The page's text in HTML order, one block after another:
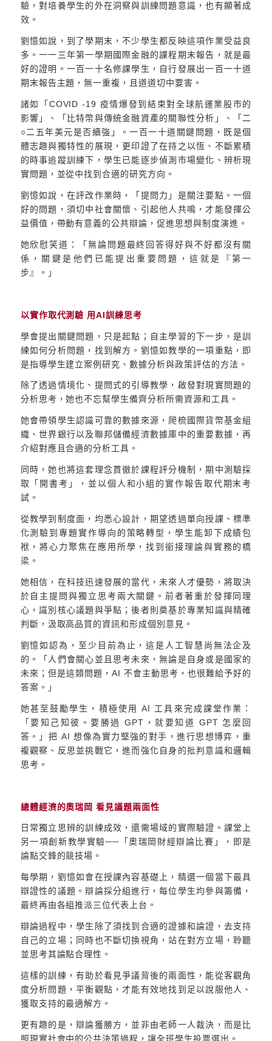
驗，對培養學生的外在洞察與訓練問題意識，也有顯著成
效。
劉憶如說，到了學期末，不少學生都反映這項作業受益良
多。一一三年第一學期國際金融的課程期末報告，就是最
好的證明。一百一十名修課學生，自行發展出一百一十道
期末報告主題，無一重複，且道道切中要害。
諸如「COVID -19 疫情爆發到結束對全球航運業股市的
影響」、「比特幣與傳統金融資產的關聯性分析」、「二
○二五年美元是否續強」。一百一十道關鍵問題，既是個
體志趣與獨特性的展現，更印證了在持之以恆、不斷累積
的時事追蹤訓練下，學生已能逐步偵測市場變化、辨析現
實問題，並從中找到合適的研究方向。
劉憶如說，在評改作業時，「提問力」是關注要點。一個
好的問題，須切中社會關懷、引起他人共鳴，才能發揮公
益價值，帶動有意義的公共辯論，促進思想與制度演進。
她欣慰笑道：「無論問題最終回答得好與不好都沒有關
係，關鍵是他們已能提出重要問題，這就是『第一
步』。」
以實作取代測驗 用AI訓練思考
學會提出關鍵問題，只是起點；自主學習的下一步，是訓
練如何分析問題，找到解方。劉憶如教學的一項重點，即
是指導學生建立案例研究、數據分析與政策評估的方法。
除了透過情境化、提問式的引導教學，啟發對現實問題的
分析思考，她也不忘幫學生備齊分析所需資源和工具。
她會帶領學生認識可靠的數據來源，爬梳國際貨幣基金組
織、世界銀行以及聯邦儲備經濟數據庫中的重要數據，再
介紹對應且合適的分析工具。
同時，她也將這套理念貫徹於課程評分機制，期中測驗採
取「開書考」，並以個人和小組的實作報告取代期末考
試。
從教學到制度面，均悉心設計，期望透過單向授課、標準
化測驗到專題實作導向的策略轉型，學生能卸下成績包
袱，將心力聚焦在應用所學，找到銜接理論與實務的橋
梁。
她相信，在科技迅速發展的當代，未來人才優勢，將取決
於自主提問與獨立思考兩大關鍵。前者著重於發揮同理
心，識別核心議題與爭點；後者則奠基於專業知識與精確
判斷，汲取高品質的資訊和形成個別意見。
劉憶如認為，至少目前為止，這是人工智慧尚無法企及
的。「人們會關心並且思考未來，無論是自身或是國家的
未來；但是這類問題，AI 不會主動思考，也很難給予好的
答案。」
她甚至鼓勵學生，積極使用 AI 工具來完成課堂作業：
「要知己知彼。要勝過 GPT，就要知道 GPT 怎麼回
答。」把 AI 想像為實力堅強的對手，進行思想博弈，重
複觀察、反思並挑戰它，進而強化自身的批判意識和邏輯
思考。
總體經濟的奧瑞岡 看見議題兩面性
日常獨立思辨的訓練成效，還需場域的實際驗證。課堂上
另一項創新教學實驗──「奧瑞岡財經辯論比賽」，即是
論點交鋒的競技場。
每學期，劉憶如會在授課內容基礎上，精選一個當下最具
辯證性的議題。辯論採分組進行，每位學生均參與籌備，
最終再由各組推派三位代表上台。
辯論過程中，學生除了須找到合適的證據和論證，去支持
自己的立場；同時也不斷切換視角，站在對方立場，聆聽
並思考其論點合理性。
這樣的訓練，有助於看見爭議背後的兩面性，能從客觀角
度分析問題，平衡觀點，才能有效地找到足以說服他人、
獲取支持的最適解方。
更有趣的是，辯論獲勝方，並非由老師一人裁決，而是比
照現實社會中的公共決策過程，讓全班學生投票選出。